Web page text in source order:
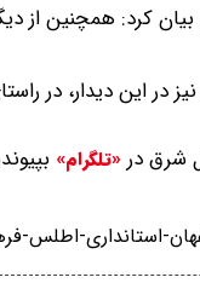
بیان کرد: همچنین
در این دیدار، در
شرق در «تلگرام»
استانداری-اطلس-